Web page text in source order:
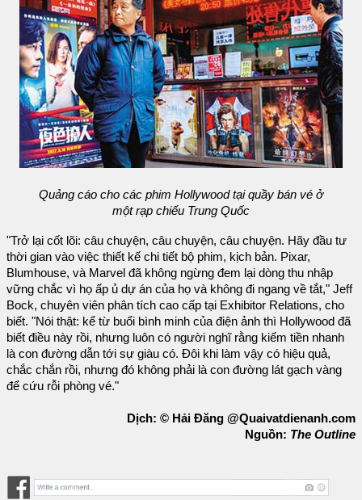
Quảng cáo cho các phim Hollywood tại quầy bán vé ở
một rạp chiếu Trung Quốc
"Trở lại cốt lõi: câu chuyện, câu chuyện, câu chuyện. Hãy đầu tư
thời gian vào việc thiết kế chi tiết bộ phim, kịch bản. Pixar,
Blumhouse, và Marvel đã không ngừng đem lại dòng thu nhập
vững chắc vì họ ấp ủ dự án của họ và không đi ngang về tắt," Jeff
Bock, chuyên viên phân tích cao cấp tại Exhibitor Relations, cho
biết. "Nói thật: kể từ buổi bình minh của điện ảnh thì Hollywood đã
biết điều này rồi, nhưng luôn có người nghĩ rằng kiếm tiền nhanh
là con đường dẫn tới sự giàu có. Đôi khi làm vậy có hiệu quả,
chắc chắn rồi, nhưng đó không phải là con đường lát gạch vàng
để cứu rỗi phòng vé."
Dịch: © Hải Đăng @Quaivatdienanh.com
Nguồn: The Outline